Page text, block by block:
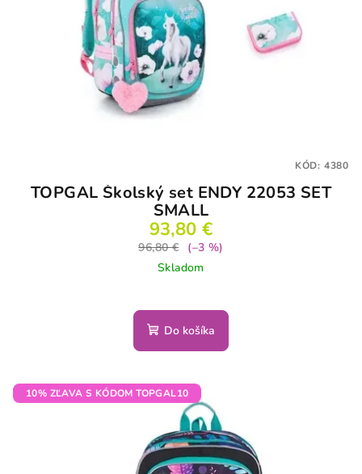
TOPGAL Školský set ENDY 22053 SET
SMALL
93,80 €
96,80 €
(–3 %)
Skladom
Do košíka
KÓD: 4380
10% ZĽAVA S KÓDOM TOPGAL10